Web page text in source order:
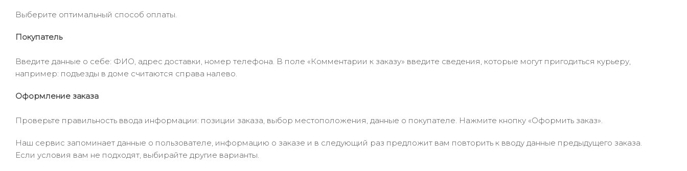
Выберите оптимальный способ оплаты.
Покупатель
Введите данные о себе: ФИО, адрес доставки, номер телефона. В поле «Комментарии к заказу» введите сведения, которые могут пригодиться курьеру,
например: подъезды в доме считаются справа налево.
Оформление заказа
Проверьте правильность ввода информации: позиции заказа, выбор местоположения, данные о покупателе. Нажмите кнопку «Оформить заказ».
Наш сервис запоминает данные о пользователе, информацию о заказе и в следующий раз предложит вам повторить к вводу данные предыдущего заказа.
Если условия вам не подходят, выбирайте другие варианты.